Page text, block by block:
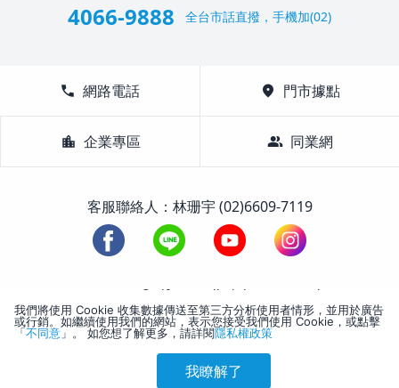
4066-9888 全台市話直撥，手機加(02)
call 網路電話 location_on 門市據點
location_city 企業專區 group 同業網
客服聯絡人：林珊宇 (02)6609-7119
1988-2026 © Lifetour All Rights Reserved.
我們將使用 Cookie 收集數據傳送至第三方分析使用者情形，並用於廣告
或行銷。如繼續使用我們的網站，表示您接受我們使用 Cookie，或點擊
「不同意 」。 如您想了解更多，請詳閱隱私權政策
我瞭解了